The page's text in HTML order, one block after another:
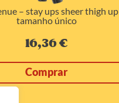
– stay ups sheer thigh up
tamanho único
16,36€
Comprar